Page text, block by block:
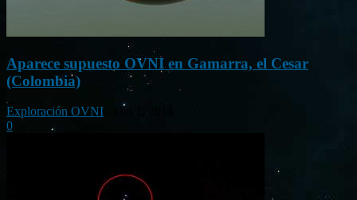
Aparece supuesto OVNI en Gamarra, el Cesar
(Colombia)
Exploración OVNI
Oct 1, 2014
0